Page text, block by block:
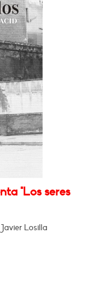
"Los seres
Losilla